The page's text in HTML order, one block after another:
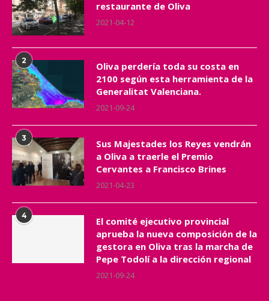
restaurante de Oliva
2021-04-12
2
Oliva perdería toda su costa en
2100 según esta herramienta de la
Generalitat Valenciana.
2021-09-24
3
Sus Majestades los Reyes vendrán
a Oliva a traerle el Premio
Cervantes a Francisco Brines
2021-04-23
4
El comité ejecutivo provincial
aprueba la nueva composición de la
gestora en Oliva tras la marcha de
Pepe Todolí a la dirección regional
2021-09-24